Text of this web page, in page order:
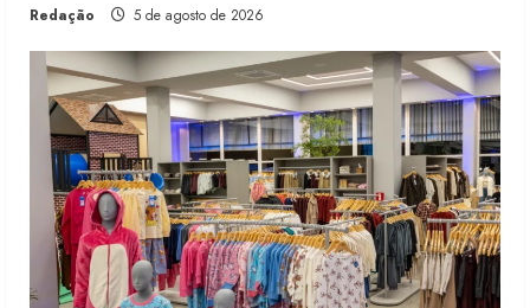
Redação 5 de agosto de 2026